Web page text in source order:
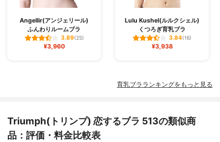
Angellir(アンジェリール)
ふんわりルームブラ
3.89(25)
¥3,960
Lulu Kushel(ルルクシェル)
くつろぎ育乳ブラ
3.84(16)
¥3,938
育乳ブラランキングをもっと見る
Triumph(トリンプ) 恋するブラ 513の類似商
品：評価・料金比較表